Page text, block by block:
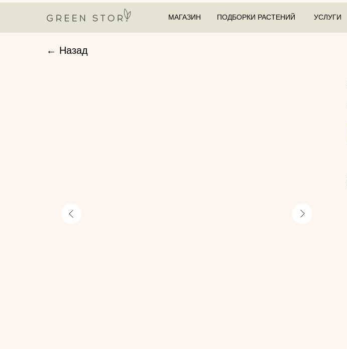
МАГАЗИН УСЛУГИ
ПОДБОРКИ РАСТЕНИЙ
← Назад